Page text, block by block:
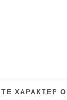
ХАРАКТЕР